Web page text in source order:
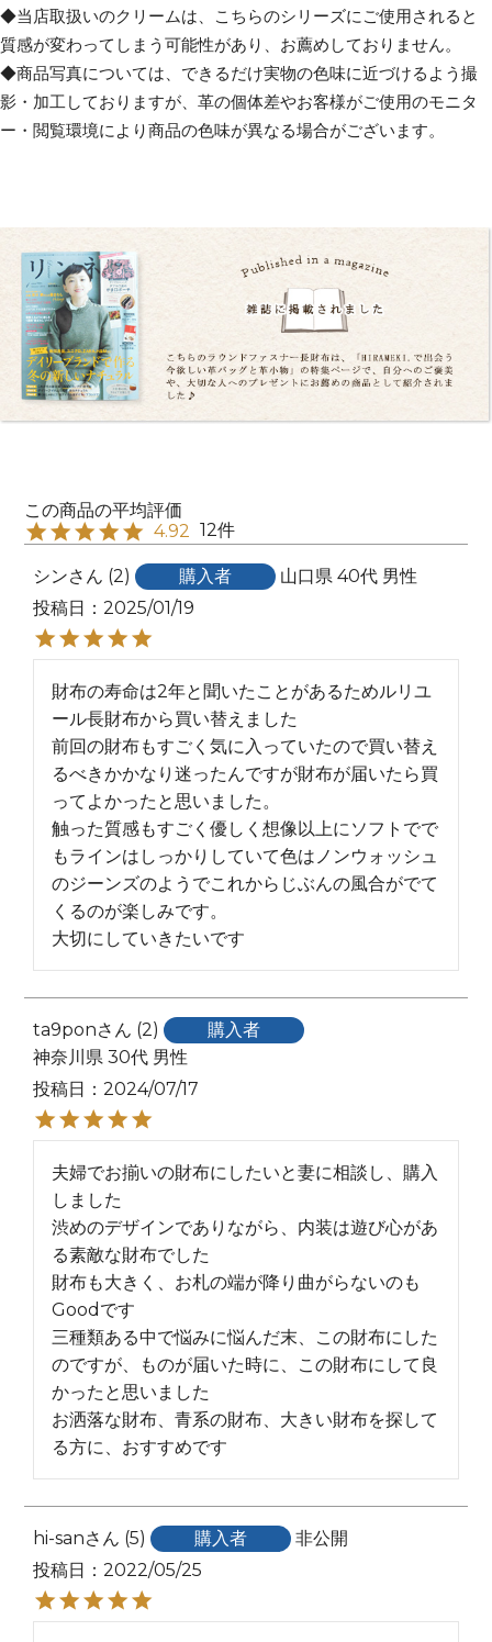
◆当店取扱いのクリームは、こちらのシリーズにご使用されると
質感が変わってしまう可能性があり、お薦めしておりません。
◆商品写真については、できるだけ実物の色味に近づけるよう撮
影・加工しておりますが、革の個体差やお客様がご使用のモニタ
ー・閲覧環境により商品の色味が異なる場合がございます。
4.92 12
シン 2 購入者 山口県 40代 男性
投稿日
2025/01/19
財布の寿命は2年と聞いたことがあるためルリユ
ール長財布から買い替えました
前回の財布もすごく気に入っていたので買い替え
るべきかかなり迷ったんですが財布が届いたら買
ってよかったと思いました。
触った質感もすごく優しく想像以上にソフトでで
もラインはしっかりしていて色はノンウォッシュ
のジーンズのようでこれからじぶんの風合がでて
くるのが楽しみです。
大切にしていきたいです
ta9pon 2
購入者
神奈川県 30代 男性
投稿日
2024/07/17
夫婦でお揃いの財布にしたいと妻に相談し、購入
しました
渋めのデザインでありながら、内装は遊び心があ
る素敵な財布でした
財布も大きく、お札の端が降り曲がらないのも
Goodです
三種類ある中で悩みに悩んだ末、この財布にした
のですが、ものが届いた時に、この財布にして良
かったと思いました
お洒落な財布、青系の財布、大きい財布を探して
る方に、おすすめです
hi-san 5 購入者
非公開
投稿日
2022/05/25